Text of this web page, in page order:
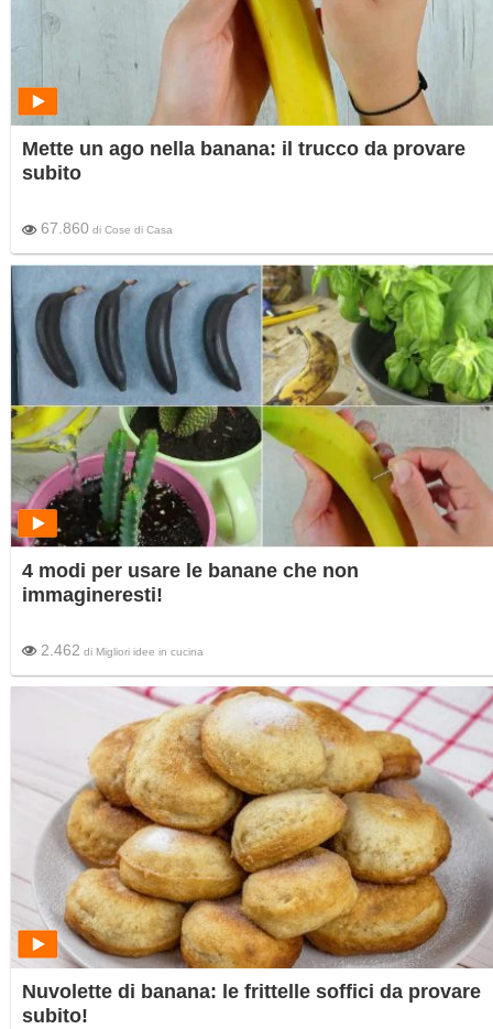
Mette un ago nella banana: il trucco da provare
subito
67.860 di Cose di Casa
4 modi per usare le banane che non
immagineresti!
2.462 di Migliori idee in cucina
Nuvolette di banana: le frittelle soffici da provare
subito!